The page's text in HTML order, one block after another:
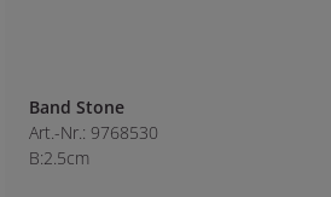
Band Stone
Art.-Nr.: 9768530
B:2.5cm